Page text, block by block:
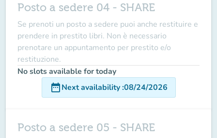
Posto a sedere 04 - SHARE
Se prenoti un posto a sedere puoi anche restituire e
prendere in prestito libri. Non è necessario
prenotare un appuntamento per prestito e/o
restituzione.
No slots available for today
date_rangeNext availability:08/24/2026
Posto a sedere 05 - SHARE